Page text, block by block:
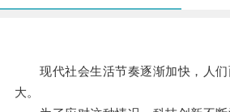
现代社会生活节奏逐渐加快，人们
大。